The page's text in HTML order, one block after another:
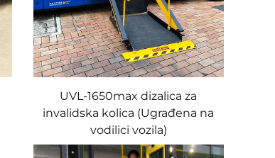
UVL-1650max dizalica za
invalidska kolica (Ugrađena na
vodilici vozila)